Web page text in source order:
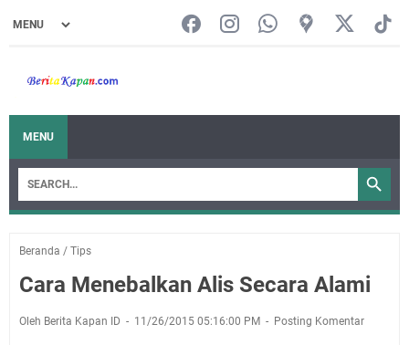
MENU
Beranda / Tips
Cara Menebalkan Alis Secara Alami
Oleh Berita Kapan ID 11/26/2015 05:16:00 PM Posting Komentar